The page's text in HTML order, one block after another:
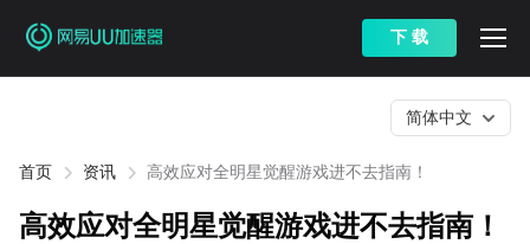
下 载
首页 资讯 高效应对全明星觉醒游戏进不去指南！
简体中文
高效应对全明星觉醒游戏进不去指南！